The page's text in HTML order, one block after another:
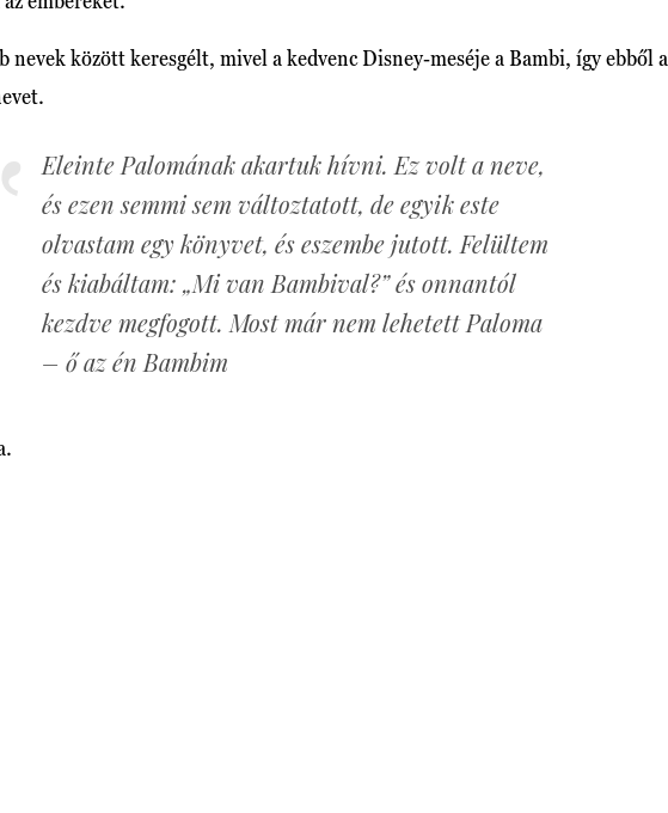
nevek között keresgélt, mivel a kedvenc Disney-meséje a Bambi, így ebből a
Eleinte Palomának akartuk hívni. Ez volt a neve,
és ezen semmi sem változtatott, de egyik este
olvastam egy könyvet, és eszembe jutott. Felültem
és kiabáltam: „Mi van Bambival?” és onnantól
kezdve megfogott. Most már nem lehetett Paloma
– ő az én Bambim